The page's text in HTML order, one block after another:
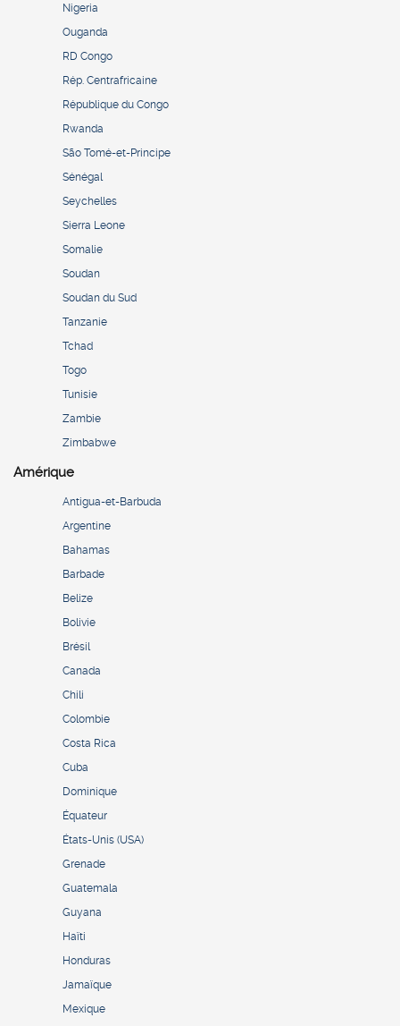
Nigeria
Ouganda
RD Congo
Rép. Centrafricaine
République du Congo
Rwanda
São Tomé-et-Principe
Sénégal
Seychelles
Sierra Leone
Somalie
Soudan
Soudan du Sud
Tanzanie
Tchad
Togo
Tunisie
Zambie
Zimbabwe
Amérique
Antigua-et-Barbuda
Argentine
Bahamas
Barbade
Belize
Bolivie
Brésil
Canada
Chili
Colombie
Costa Rica
Cuba
Dominique
Équateur
États-Unis (USA)
Grenade
Guatemala
Guyana
Haïti
Honduras
Jamaïque
Mexique